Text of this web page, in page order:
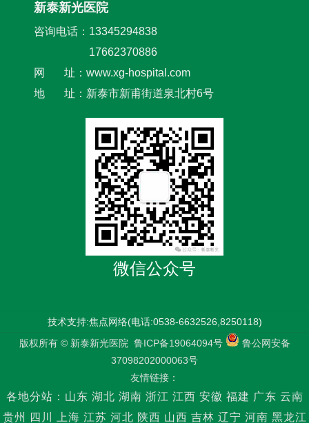
新泰新光医院
咨询电话：13345294838
17662370886
网 址：www.xg-hospital.com
地 址：新泰市新甫街道泉北村6号
微信公众号
技术支持:焦点网络(电话:0538-6632526,8250118)
版权所有 © 新泰新光医院 鲁ICP备19064094号
鲁公网安备
37098202000063号
友情链接：
各地分站： 山东 湖北 湖南 浙江 江西 安徽 福建 广东 云南
贵州
四川 上海 江苏 河北 陕西 山西 吉林 辽宁 河南 黑龙江